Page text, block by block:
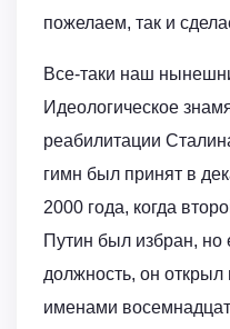
пожелаем, так и
Все-таки наш
Идеологическое
реабилитации
гимн был принят в
2000 года, когда
Путин был избран, но
должность, он
именами